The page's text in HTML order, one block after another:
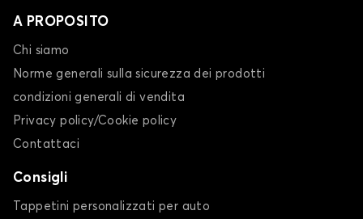
A PROPOSITO
Chi siamo
Norme generali sulla sicurezza dei prodotti
condizioni generali di vendita
Privacy policy/Cookie policy
Contattaci
Consigli
Tappetini personalizzati per auto